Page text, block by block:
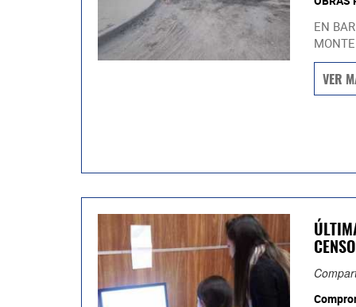
EN
VER